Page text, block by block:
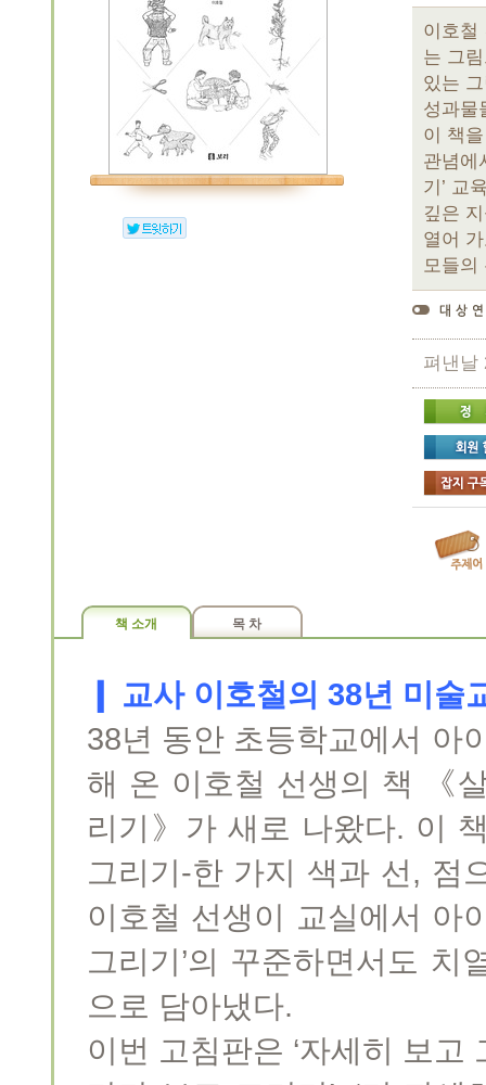
이호철
는 그
있는
성과물
이 책
관념에
기’ 교
깊은
열어
모들의
펴낸날
책 소개 목 차
❙ 교사 이호철의 38년 미술
38년 동안 초등학교에서 아
해 온 이호철 선생의 책 《
리기》가 새로 나왔다. 이
그리기-한 가지 색과 선, 점
이호철 선생이 교실에서 아
그리기’의 꾸준하면서도
으로 담아냈다.
이번 고침판은 ‘자세히 보고